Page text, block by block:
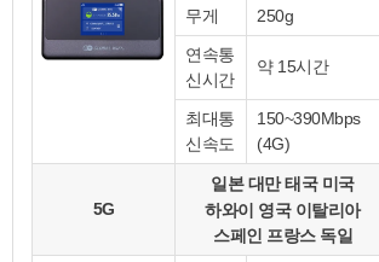
무게
250g
연속통
신시간
약 15시간
최대통
신속도
150~390Mbps
(4G)
5G
일본 대만 태국 미국
하와이 영국 이탈리아
스페인 프랑스 독일